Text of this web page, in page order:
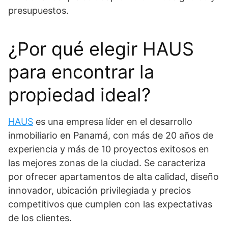
presupuestos.
¿Por qué elegir HAUS
para encontrar la
propiedad ideal?
HAUS es una empresa líder en el desarrollo
inmobiliario en Panamá, con más de 20 años de
experiencia y más de 10 proyectos exitosos en
las mejores zonas de la ciudad. Se caracteriza
por ofrecer apartamentos de alta calidad, diseño
innovador, ubicación privilegiada y precios
competitivos que cumplen con las expectativas
de los clientes.